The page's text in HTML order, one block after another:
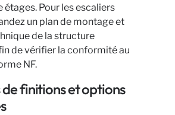
étages. Pour les escaliers
un plan de montage et
de la structure
de vérifier la conformité au
NF.
de finitions et options